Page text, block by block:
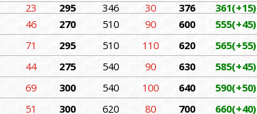
23 295 346 30 376 361(+15)
46 270 510 90 600 555(+45)
71 295 510 110 620 565(+55)
44 275 540 90 630 585(+45)
69 300 540 100 640 590(+50)
51 300 620 80 700 660(+40)